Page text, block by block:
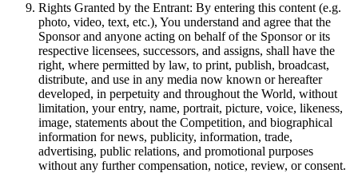
Rights Granted by the Entrant: By entering this content (e.g.
photo, video, text, etc.), You understand and agree that the
Sponsor and anyone acting on behalf of the Sponsor or its
respective licensees, successors, and assigns, shall have the
right, where permitted by law, to print, publish, broadcast,
distribute, and use in any media now known or hereafter
developed, in perpetuity and throughout the World, without
limitation, your entry, name, portrait, picture, voice, likeness,
image, statements about the Competition, and biographical
information for news, publicity, information, trade,
advertising, public relations, and promotional purposes
without any further compensation, notice, review, or consent.